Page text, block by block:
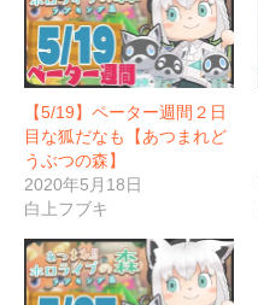
【5/19】ペーター週間２日
目な狐だなも【あつまれど
うぶつの森】
2020年5月18日
白上フブキ